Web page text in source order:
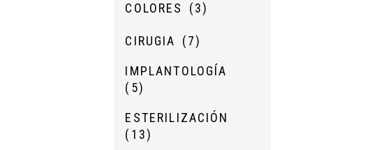
COLORES (3)
CIRUGIA (7)
IMPLANTOLOGÍA
(5)
ESTERILIZACIÓN
(13)